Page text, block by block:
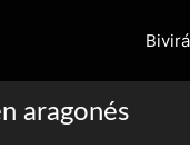
Bivirá
aragonés